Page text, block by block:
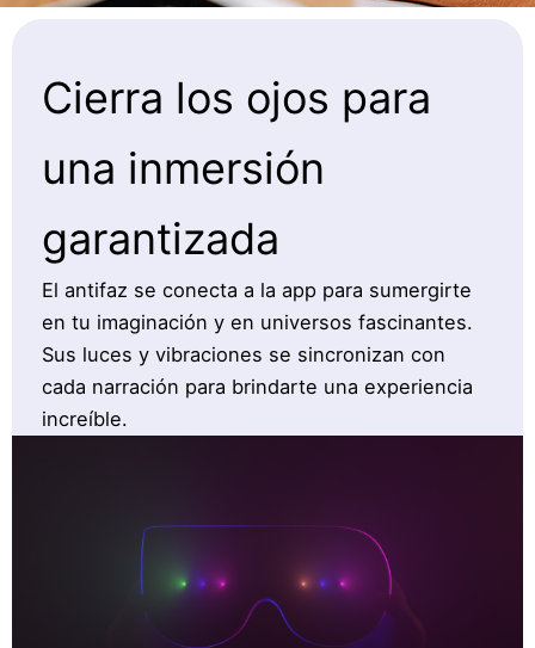
Cierra los ojos para
una inmersión
garantizada
El antifaz se conecta a la app para sumergirte
en tu imaginación y en universos fascinantes.
Sus luces y vibraciones se sincronizan con
cada narración para brindarte una experiencia
increíble.